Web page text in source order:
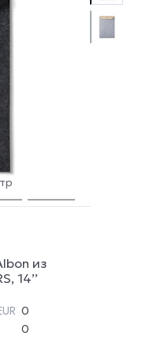
из
14’’
0
0